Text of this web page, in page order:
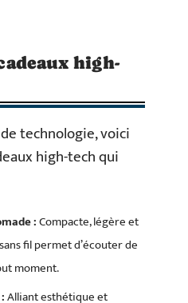
high-
technologie, voici
high-tech qui
:Compacte, légère et
fil permet d’écouter de
moment.
Alliant esthétique et